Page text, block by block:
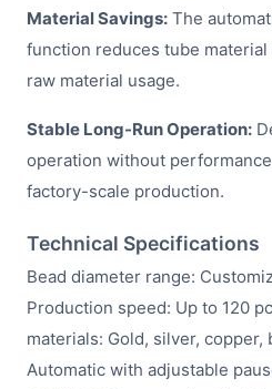
Material Savings: The
function reduces tube material
raw material usage.
Stable Long-Run Operation:
operation without
factory-scale production.
Technical Specifications
Bead diameter range:
Production speed: Up to 120
materials: Gold, silver, copper,
Automatic with adjustable